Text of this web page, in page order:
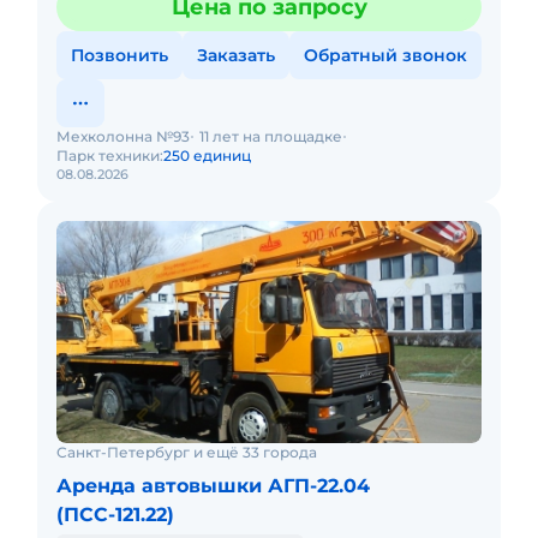
Цена по запросу
Позвонить Заказать Обратный звонок
08.08.2026
Мехколонна №93 11 лет на площадке
Парк техники:250 единиц
Санкт-Петербург и ещё 33 города
Аренда автовышки АГП-22.04
(ПСС-121.22)